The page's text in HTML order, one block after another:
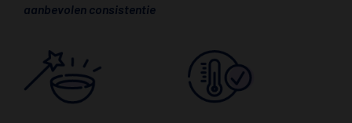
aanbevolen consistentie